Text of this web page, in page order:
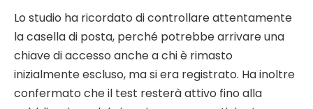
Lo studio ha ricordato di controllare attentamente
la casella di posta, perché potrebbe arrivare una
chiave di accesso anche a chi è rimasto
inizialmente escluso, ma si era registrato. Ha inoltre
confermato che il test resterà attivo fino alla